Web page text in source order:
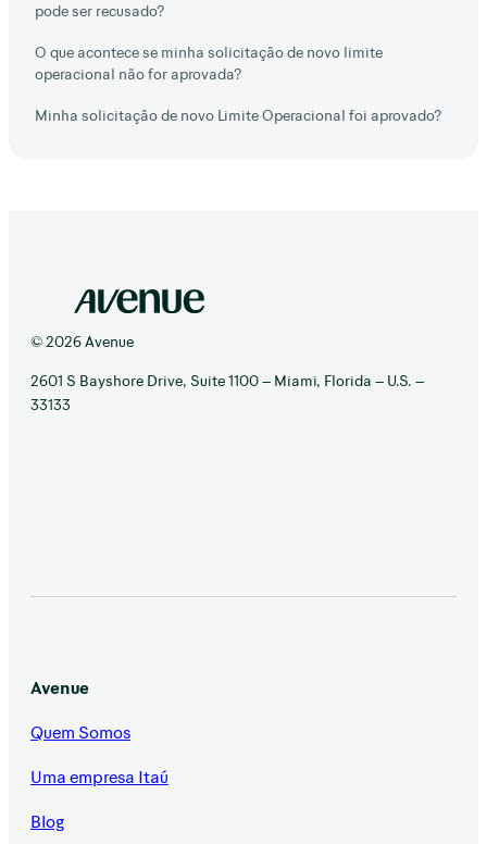
pode ser recusado?
O que acontece se minha solicitação de novo limite
operacional não for aprovada?
Minha solicitação de novo Limite Operacional foi aprovado?
© 2026 Avenue
2601 S Bayshore Drive, Suite 1100 – Miami, Florida – U.S. –
33133
Avenue
Quem Somos
Uma empresa Itaú
Blog